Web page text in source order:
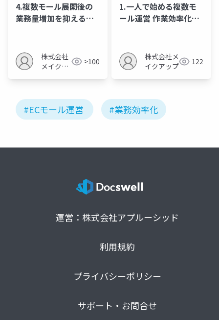
4.複数モール展開後の
業務量増加を抑える運
株式会社
メイクア
>100
1.一人で始める複数モ
ール運営 作業効率化の
株式会社メ
イクアップ
122
#ECモール運営 #業務効率化
運営：株式会社アプルーシッド
利用規約
プライバシーポリシー
サポート・お問合せ